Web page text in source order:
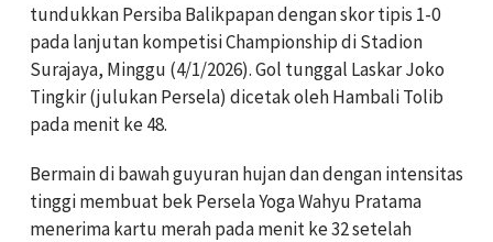
tundukkan Persiba Balikpapan dengan skor tipis 1-0
pada lanjutan kompetisi Championship di Stadion
Surajaya, Minggu (4/1/2026). Gol tunggal Laskar Joko
Tingkir (julukan Persela) dicetak oleh Hambali Tolib
pada menit ke 48.
Bermain di bawah guyuran hujan dan dengan intensitas
tinggi membuat bek Persela Yoga Wahyu Pratama
menerima kartu merah pada menit ke 32 setelah